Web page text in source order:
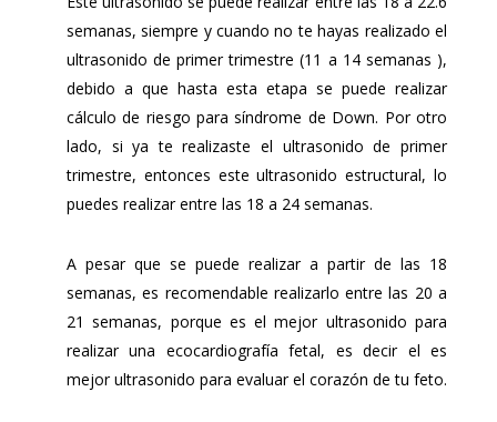
semanas, siempre y cuando no te hayas realizado el
ultrasonido de primer trimestre (11 a 14 semanas ),
debido a que hasta esta etapa se puede realizar
cálculo de riesgo para síndrome de Down. Por otro
lado, si ya te realizaste el ultrasonido de primer
trimestre, entonces este ultrasonido estructural, lo
puedes realizar entre las 18 a 24 semanas.
A pesar que se puede realizar a partir de las 18
semanas, es recomendable realizarlo entre las 20 a
21 semanas, porque es el mejor ultrasonido para
realizar una ecocardiografía fetal, es decir el es
mejor ultrasonido para evaluar el corazón de tu feto.